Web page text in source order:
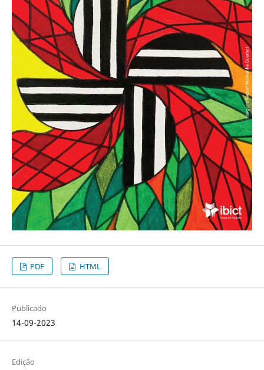
PDF HTML
Publicado
14-09-2023
Edição